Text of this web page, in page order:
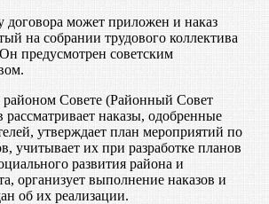
договора может приложен и наказ
на собрании трудового коллектива
предусмотрен советским
Совете (Районный Совет
рассматривает наказы, одобренные
утверждает план мероприятий по
учитывает их при разработке планов
развития района и
организует выполнение наказов и
об их реализации.